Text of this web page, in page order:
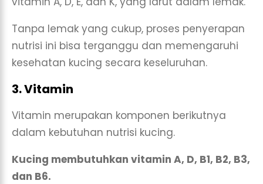
Tanpa lemak yang cukup, proses penyerapan
nutrisi ini bisa terganggu dan memengaruhi
kesehatan kucing secara keseluruhan.
3. Vitamin
Vitamin merupakan komponen berikutnya
dalam kebutuhan nutrisi kucing.
Kucing membutuhkan vitamin A, D, B1, B2, B3,
dan B6.